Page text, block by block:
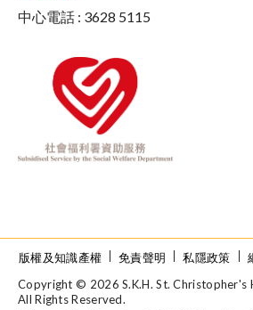
中心電話 : 3628 5115
版權及知識產權 免責聲明 私隱政策
Copyright © 2026 S.K.H. St. Christopher's
All Rights Reserved.